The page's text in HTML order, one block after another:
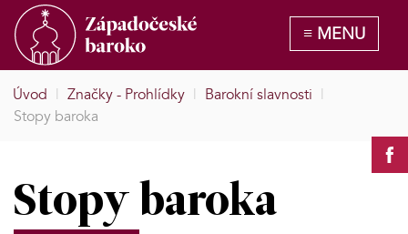
Úvod | Značky - Prohlídky | Barokní slavnosti |
Stopy baroka
Stopy baroka